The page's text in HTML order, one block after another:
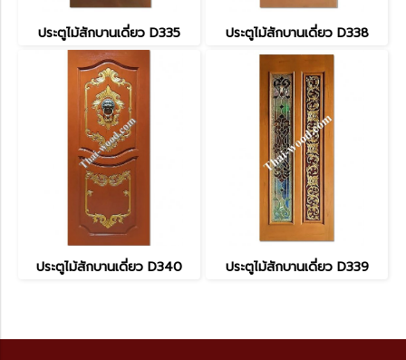
ประตูไม้สักบานเดี่ยว D335 ประตูไม้สักบานเดี่ยว D338
ประตูไม้สักบานเดี่ยว D340 ประตูไม้สักบานเดี่ยว D339